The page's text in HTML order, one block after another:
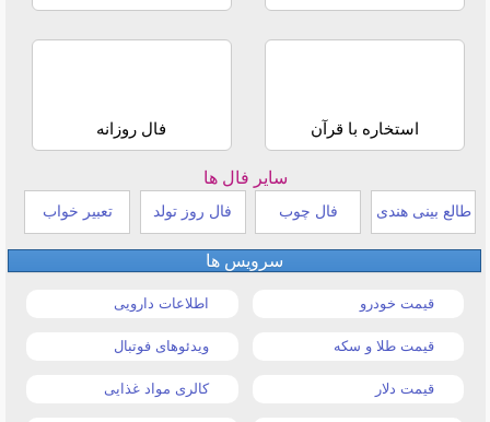
استخاره با قرآن فال روزانه
سایر فال ها
طالع بینی هندی فال چوب فال روز تولد تعبیر خواب
سرویس ها
قیمت خودرو اطلاعات دارویی
قیمت طلا و سکه ویدئوهای فوتبال
قیمت دلار کالری مواد غذایی